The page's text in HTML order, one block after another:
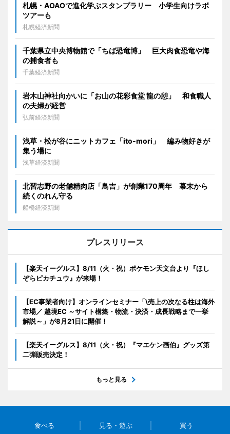
札幌・AOAOで進化学ぶスタンプラリー 小学生向けラボ
ツアーも
札幌経済新聞
千葉県立中央博物館で「ちば恐竜博」 巨大肉食恐竜や海
の捕食者も
千葉経済新聞
岩木山神社向かいに「お山の花彩食堂 龍の憩」 和食職人
の夫婦が経営
弘前経済新聞
浅草・松が谷にニットカフェ「ito-mori」 編み物好きが
集う場に
浅草経済新聞
北習志野の老舗精肉店「鳥吉」が創業170周年 幕末から
続くのれん守る
船橋経済新聞
プレスリリース
【楽天イーグルス】8/11（火・祝）ポケモン天文台より『ほし
ぞらピカチュウ』が来場！
【EC事業者向け】オンラインセミナー「\売上の次なる柱は海外
市場／ 越境EC ～サイト構築・物流・決済・成長戦略まで一挙
解説～」が8月21日に開催！
【楽天イーグルス】8/11（火・祝）『マエケン画伯』グッズ第
二弾販売決定！
もっと見る
食べる 見る・遊ぶ 買う